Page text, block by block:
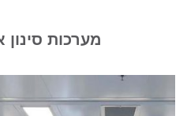
מערכות סינון